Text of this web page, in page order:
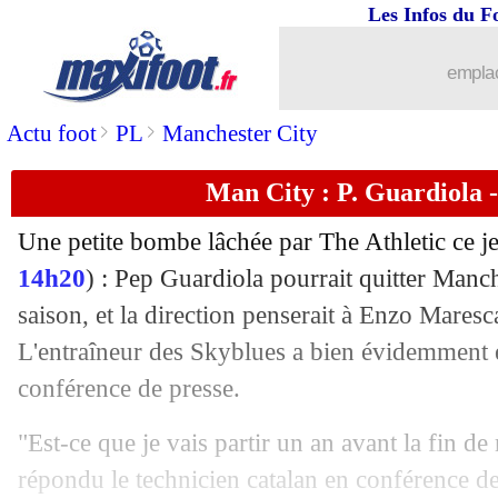
Actu foot> PL > Manchester City
Les Infos du
Man City : P. Guardiola
Une petite bombe lâchée par The Athletic ce
14h20) : Pep Guardiola pourrait quitter
saison, et la direction penserait à Enzo
L'entraîneur des Skyblues a bien évidemment
conférence de presse.
"Est-ce que je vais partir un an avant la fin de
répondu le technicien catalan en conférence
brèves d'AUJOURD'HUI ( 6 août
Liste des brèves du sam. 20 décembre
: de la concurrence pour El
19/12 CdF: tous les résultats de la soirée
19/12 CdF: Les Herbiers 0-0 (5-6 tab)
19/12 CdF : Lens 3-1 Feignies (fini)
19/12 CdF : Avranches 1-1 (5-4 tab) Brest
All. : la belle opération de Dortmund